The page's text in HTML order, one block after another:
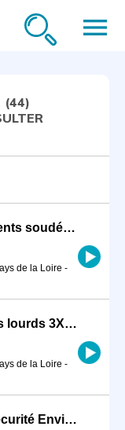
menu
(44)
Technicien industrialisation éléments soudés H/F
de la Loire -
Conducteur d'Engins - Transports lourds 3X8 H/F
de la Loire -
Responsable de service Santé Sécurité Environnement H/F